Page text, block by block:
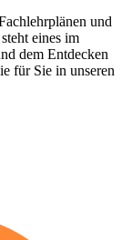
und
eines im
dem Entdecken
für Sie in unseren